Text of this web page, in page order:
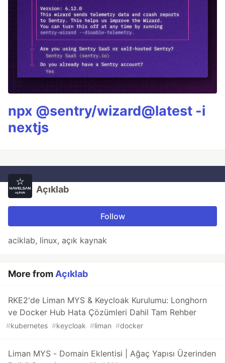
npx @sentry/wizard@latest -i
nextjs
Açıklab
Follow
aciklab, linux, açık kaynak
More from Açıklab
RKE2'de Liman MYS & Keycloak Kurulumu: Longhorn
ve Docker Hub Hata Çözümleri Dahil Tam Rehber
#kubernetes #keycloak #liman #docker
Liman MYS - Domain Eklentisi | Ağaç Yapısı Üzerinden